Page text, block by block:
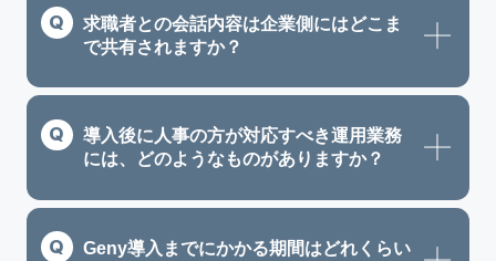
求職者との会話内容は企業側にはどこま
で共有されますか？
導入後に人事の方が対応すべき運用業務
には、どのようなものがありますか？
Geny導入までにかかる期間はどれくらい